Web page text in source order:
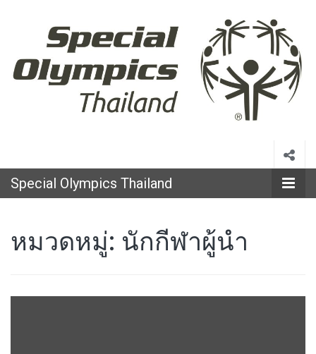
Olympics
Special Olympics Thailand
หมวดหมู่: นักกีฬาผู้นำ